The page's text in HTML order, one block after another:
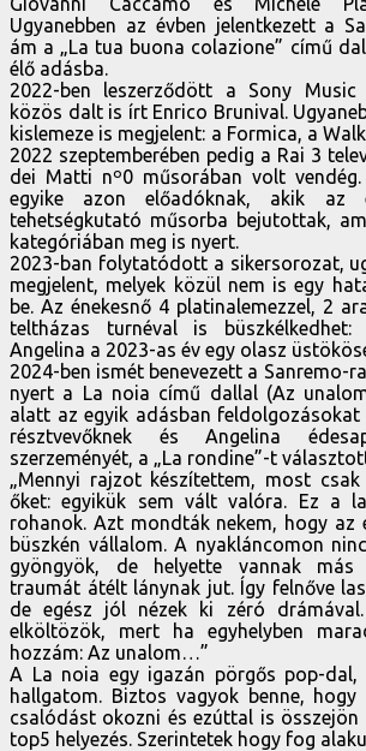
Ugyanebben az évben jelentkezett a
ám a „La tua buona colazione” című
élő adásba.
2022-ben leszerződött a Sony
közös dalt is írt Enrico Brunival.
kislemeze is megjelent: a Formica, a
2022 szeptemberében pedig a Rai 3
dei Matti nº0 műsorában volt
egyike azon előadóknak, akik az
tehetségkutató műsorba bejutottak,
kategóriában meg is nyert.
2023-ban folytatódott a sikersorozat,
megjelent, melyek közül nem is egy
be. Az énekesnő 4 platinalemezzel, 2
teltházas turnéval is büszkélkedhet:
Angelina a 2023-as év egy olasz
2024-ben ismét benevezett a Sanremo-
nyert a La noia című dallal (Az
alatt az egyik adásban
résztvevőknek és Angelina
szerzeményét, a „La rondine”-t
„Mennyi rajzot készítettem, most
őket: egyikük sem vált valóra. Ez a
rohanok. Azt mondták nekem, hogy az
büszkén vállalom. A nyakláncomon
gyöngyök, de helyette vannak más
traumát átélt lánynak jut. Így felnőve
de egész jól nézek ki zéró
elköltözök, mert ha egyhelyben
hozzám: Az unalom…”
A La noia egy igazán pörgős pop-dal,
hallgatom. Biztos vagyok benne,
csalódást okozni és ezúttal is összejön
top5 helyezés. Szerintetek hogy fog